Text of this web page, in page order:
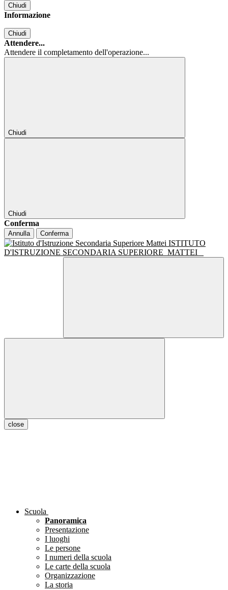
Chiudi
Informazione
Chiudi
Attendere...
Attendere il completamento dell'operazione...
Chiudi
Chiudi
Conferma
Annulla Conferma
ISTITUTO
D'ISTRUZIONE SECONDARIA SUPERIORE MATTEI
close
Scuola
Panoramica
Presentazione
I luoghi
Le persone
I numeri della scuola
Le carte della scuola
Organizzazione
La storia